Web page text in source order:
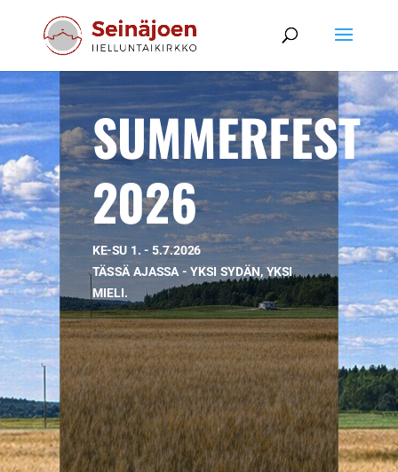
SUMMERFEST
2026
KE-SU 1. - 5.7.2026
TÄSSÄ AJASSA - YKSI SYDÄN, YKSI
MIELI.